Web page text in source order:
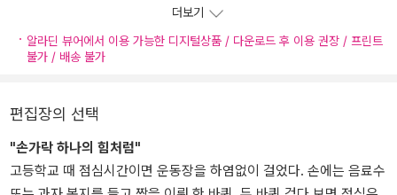
더보기
알라딘 뷰어에서 이용 가능한 디지털상품 / 다운로드 후 이용 권장 / 프린트
불가 / 배송 불가
편집장의 선택
"손가락 하나의 힘처럼"
고등학교 때 점심시간이면 운동장을 하염없이 걸었다. 손에는 음료수